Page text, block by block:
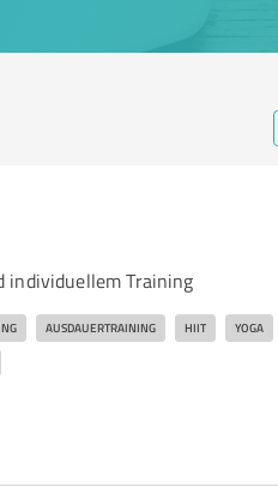
individuellem Training
AUSDAUERTRAINING HIIT YOGA